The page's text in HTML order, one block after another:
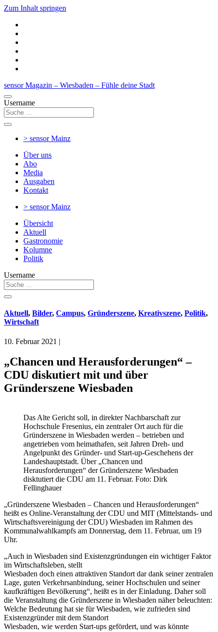
Zum Inhalt springen
sensor Magazin – Wiesbaden – Fühle deine Stadt
Username
> sensorMainz
Über uns
Abo
Media
Ausgaben
Kontakt
> sensorMainz
Übersicht
Aktuell
Gastronomie
Kolumne
Politik
Username
Aktuell, Bilder, Campus, Gründerszene, Kreativszene, Politik,
Wirtschaft
10. Februar 2021 |
„Chancen und Herausforderungen“ –
CDU diskutiert mit und über
Gründerszene Wiesbaden
Das Alte Gericht soll, in direkter Nachbarschaft zur
Hochschule Fresenius, ein zentraler Ort auch für die
Gründerszene in Wiesbaden werden – betrieben und
angetrieben vom heimathafen, seit Jahren Dreh- und
Angelpunkt des Gründer- und Start-up-Geschehens der
Landeshauptstadt. Über „Chancen und
Herausforderungen“ der Gründerszene Wiesbaden
disktutiert die CDU am 11. Februar. Foto: Dirk
Fellinghauer
„Gründerszene Wiesbaden – Chancen und Herausforderungen“
heißt es Online-Veranstaltung der CDU und MIT (Mittelstands- und
Wirtschaftsvereinigung der CDU) Wiesbaden im Rahmen des
Kommunalwahlkampfs am Donnerstag, dem 11. Februar, um 19
Uhr.
„Auch in Wiesbaden sind Existenzgründungen ein wichtiger Faktor
im Wirtschaftsleben, stellt
Wiesbaden doch einen attraktiven Standort dar dank seiner zentralen
Lage, guten Verkehrsanbindung, seiner Hochschulen und seiner
kaufkräftigen Bevölkerung“, heißt es in der Einladung. Daher soll
die Veranstaltung die Gründerszene in Wiesbaden näher beleuchten:
Welche Bedeutung hat sie für Wiesbaden, wie zufrieden sind
Existenzgründer mit dem Standort
Wiesbaden, wie werden Start-ups gefördert, und was könnte